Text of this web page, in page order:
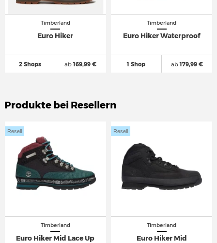
Timberland
Euro Hiker
2 Shops ab169,99 €
Timberland
Euro Hiker Waterproof
1 Shop ab179,99 €
Produkte bei Resellern
Timberland
Euro Hiker Mid Lace Up
Resell
Timberland
Euro Hiker Mid
Resell